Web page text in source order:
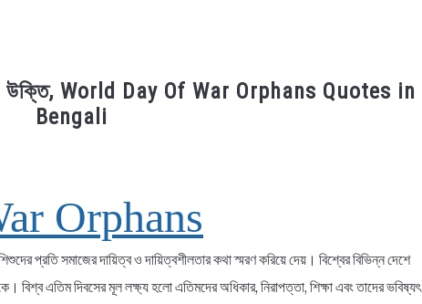
ও উক্তি, World Day Of War Orphans Quotes in
Bengali
Orphans
প্রতি সমাজের দায়িত্ব ও দায়িত্বশীলতার কথা স্মরণ করিয়ে দেয়। বিশ্বের বিভিন্ন দেশে
বিশ্ব এতিম দিবসের মূল লক্ষ্য হলো এতিমদের অধিকার, নিরাপত্তা, শিক্ষা এবং তাদের ভবিষ্যৎ